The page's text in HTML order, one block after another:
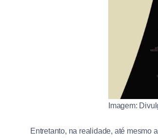
Imagem:
Entretanto, na realidade, até mesmo